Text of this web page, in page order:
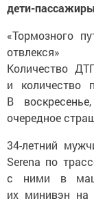
дети-
«Тормозного
отвлекся»
Количество
и количество
В
очередное
34-летний
Serena по
с ними в
их минивэн на